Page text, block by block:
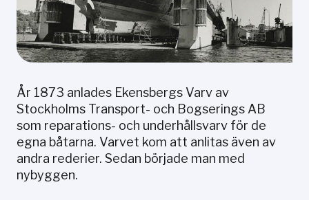
År 1873 anlades Ekensbergs Varv av
Stockholms Transport- och Bogserings AB
som reparations- och underhållsvarv för de
egna båtarna. Varvet kom att anlitas även av
andra rederier. Sedan började man med
nybyggen.